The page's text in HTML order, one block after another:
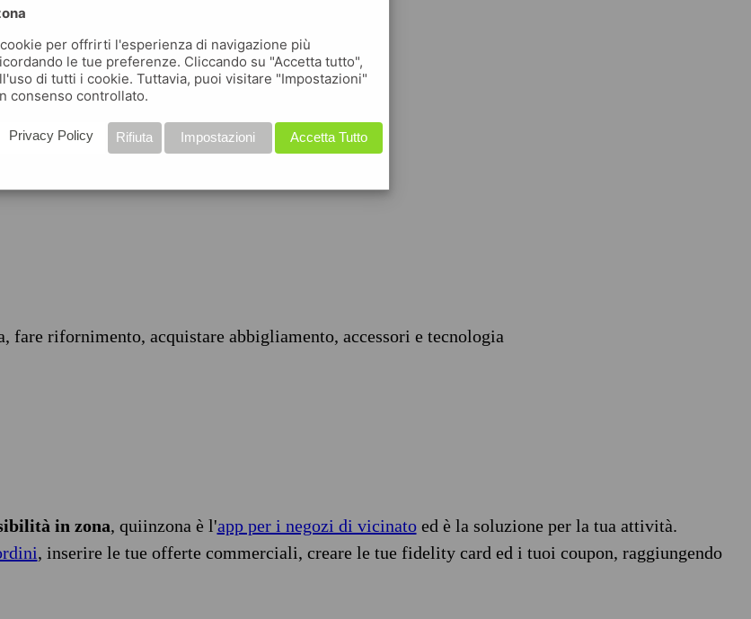
fare rifornimento, acquistare abbigliamento, accessori e tecnologia
in zona, quiinzona è l'app per i negozi di vicinatoed è la soluzione per la tua attività.
, inserire le tue offerte commerciali, creare le tue fidelity card ed i tuoi coupon, raggiungendo
per offrirti l'esperienza di navigazione più
le tue preferenze. Cliccando su "Accetta tutto",
di tutti i cookie. Tuttavia, puoi visitare "Impostazioni"
consenso controllato.
Accetta Tutto
Impostazioni
Rifiuta
Privacy Policy